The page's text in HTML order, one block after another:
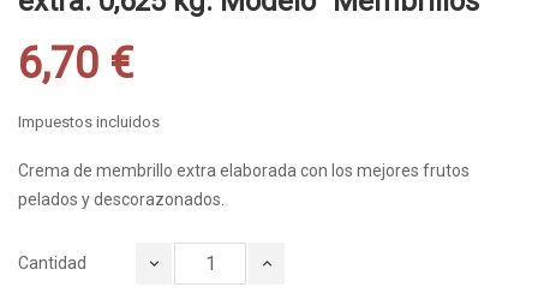
6,70 €
Impuestos incluidos
Crema de membrillo extra elaborada con los mejores frutos
pelados y descorazonados.
Cantidad